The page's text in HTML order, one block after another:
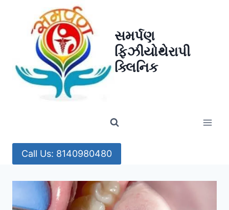
સમર્પણ
ફિઝીયોથેરાપી
ક્લિનિક
Call Us: 8140980480